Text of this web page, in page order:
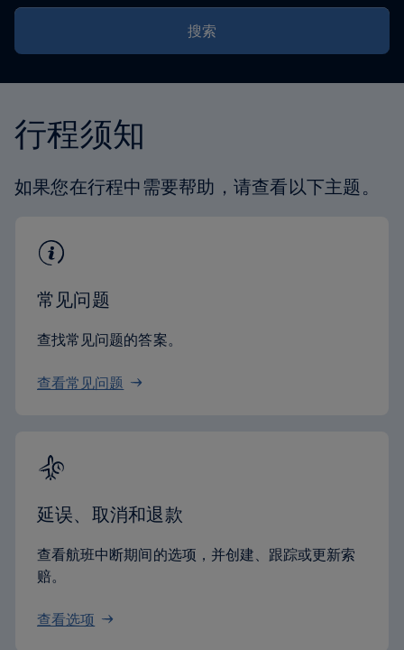
搜索
行程须知
如果您在行程中需要帮助，请查看以下主题。
常见问题
查找常见问题的答案。
查看常见问题
延误、取消和退款
查看航班中断期间的选项，并创建、跟踪或更新索
赔。
查看选项